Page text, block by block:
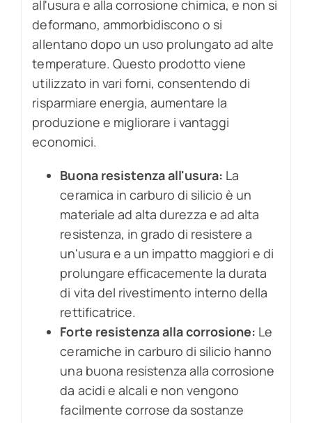
all'usura e alla corrosione chimica, e non si
deformano, ammorbidiscono o si
allentano dopo un uso prolungato ad alte
temperature. Questo prodotto viene
utilizzato in vari forni, consentendo di
risparmiare energia, aumentare la
produzione e migliorare i vantaggi
economici.
Buona resistenza all'usura: La
ceramica in carburo di silicio è un
materiale ad alta durezza e ad alta
resistenza, in grado di resistere a
un'usura e a un impatto maggiori e di
prolungare efficacemente la durata
di vita del rivestimento interno della
rettificatrice.
Forte resistenza alla corrosione: Le
ceramiche in carburo di silicio hanno
una buona resistenza alla corrosione
da acidi e alcali e non vengono
facilmente corrose da sostanze